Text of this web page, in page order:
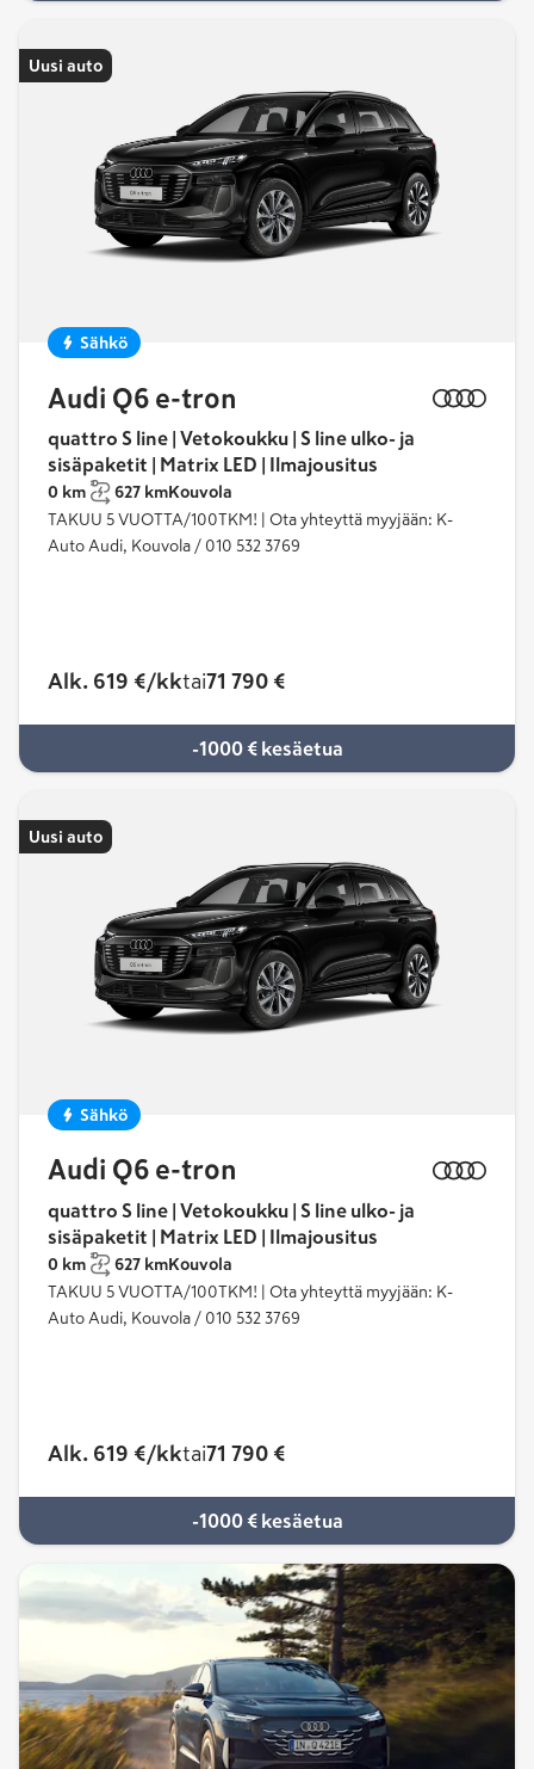
Uusi auto
Sähkö
Audi Q6 e-tron
quattro S line | Vetokoukku | S line ulko- ja
sisäpaketit | Matrix LED | Ilmajousitus
0 km 627 km Kouvola
TAKUU 5 VUOTTA/100TKM! | Ota yhteyttä myyjään: K-
Auto Audi, Kouvola / 010 532 3769
Alk. 619 €/kktai71 790 €
-1000 € kesäetua
Uusi auto
Sähkö
Audi Q6 e-tron
quattro S line | Vetokoukku | S line ulko- ja
sisäpaketit | Matrix LED | Ilmajousitus
0 km 627 kmKouvola
TAKUU 5 VUOTTA/100TKM! | Ota yhteyttä myyjään: K-
Auto Audi, Kouvola / 010 532 3769
Alk. 619 €/kktai71 790 €
-1000 € kesäetua